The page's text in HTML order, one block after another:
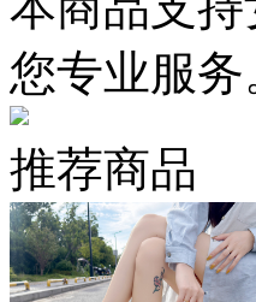
您专业服务
推荐商品